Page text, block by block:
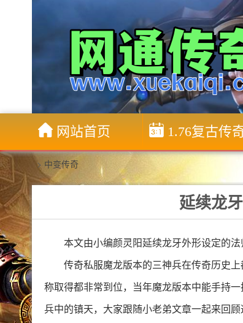
网站首页 1.76复古传
> 中变传奇
延续龙
本文由小编颜灵阳延续龙牙外形设定的
传奇私服魔龙版本的三神兵在传奇历史
称取得都非常到位，当年魔龙版本中能手持
兵中的镇天，大家跟随小老弟文章一起来回